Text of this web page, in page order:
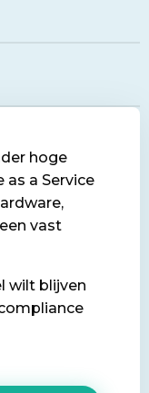
hoge
a Service
vast
wilt blijven